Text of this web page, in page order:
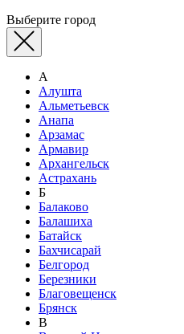
Выберите город
А
Алушта
Альметьевск
Анапа
Арзамас
Армавир
Архангельск
Астрахань
Б
Балаково
Балашиха
Батайск
Бахчисарай
Белгород
Березники
Благовещенск
Брянск
В